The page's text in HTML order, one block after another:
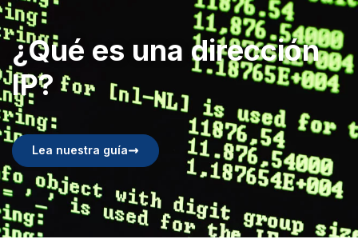
¿Qué es una dirección
IP?
Lea nuestra guía